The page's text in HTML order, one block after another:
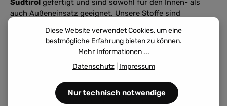
Südtirol gefertigt und sind sowohl für den Innen- als
auch Außeneinsatz geeignet. Unsere Stoffe sind
den dauerhaften Einsatz oder feierliche Anlässe.
Je nach Verwendungszweck und Platzierung bieten wir
Bannerfahne:
Die klassische, senkrecht fallende
Diese Website verwendet Cookies, um eine
bestmögliche Erfahrung bieten zu können.
Mehr Informationen ...
Datenschutz| Impressum
Nur technisch notwendige